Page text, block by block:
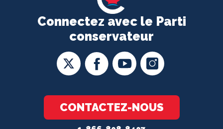
Connectez avec le Parti
conservateur
CONTACTEZ-NOUS